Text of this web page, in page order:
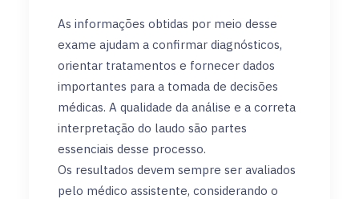
As informações obtidas por meio desse
exame ajudam a confirmar diagnósticos,
orientar tratamentos e fornecer dados
importantes para a tomada de decisões
médicas. A qualidade da análise e a correta
interpretação do laudo são partes
essenciais desse processo.
Os resultados devem sempre ser avaliados
pelo médico assistente, considerando o